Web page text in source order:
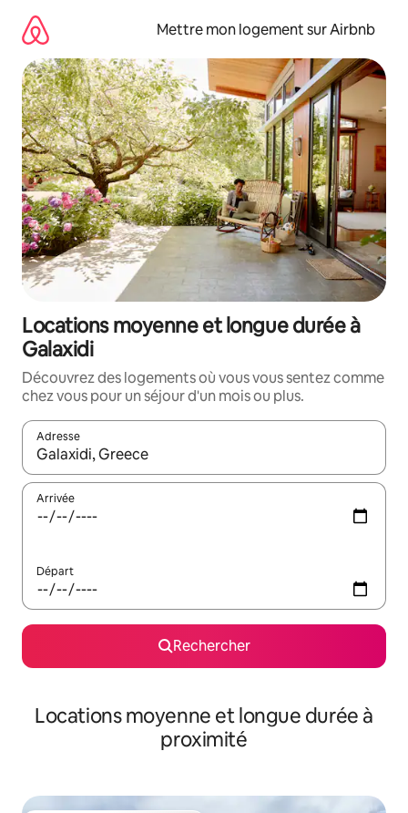
directement
contenu
Mettre mon logement sur Airbnb
Locations moyenne et longue durée à
Galaxidi
Découvrez des logements où vous vous sentez comme
chez vous pour un séjour d'un mois ou plus.
Adresse
Lorsque les résultats s'affichent, utilisez les flèches vers le
Arrivée
Départ
Rechercher
Locations moyenne et longue durée à
proximité